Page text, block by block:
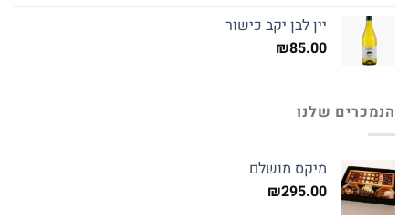
יין לבן יקב כישור
₪85.00
הנמכרים שלנו
מיקס מושלם
₪295.00